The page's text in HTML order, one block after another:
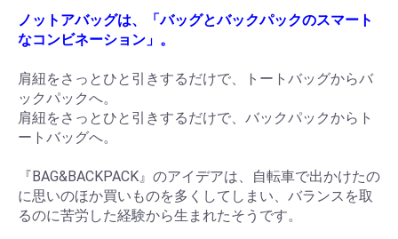
ノットアバッグは、「バッグとバックパックのスマート
なコンビネーション」。
肩紐をさっとひと引きするだけで、トートバッグからバ
ックパックへ。
肩紐をさっとひと引きするだけで、バックパックからト
ートバッグへ。
『BAG&BACKPACK』のアイデアは、自転車で出かけたの
に思いのほか買いものを多くしてしまい、バランスを取
るのに苦労した経験から生まれたそうです。